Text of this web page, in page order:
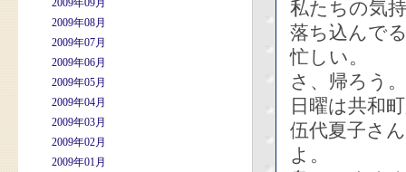
2009年09月
2009年08月
2009年07月
2009年06月
2009年05月
2009年04月
2009年03月
2009年02月
2009年01月
私たちの気
落ち込んで
忙しい。
さ、帰ろう。
日曜は共和
伍代夏子さ
よ。